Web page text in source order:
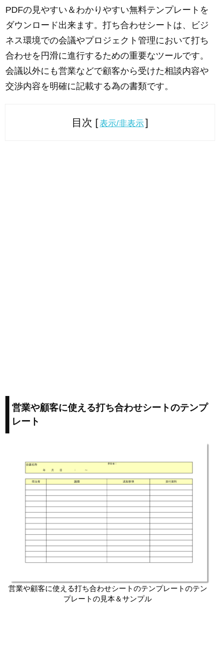
PDFの見やすい＆わかりやすい無料テンプレートを
ダウンロード出来ます。打ち合わせシートは、ビジ
ネス環境での会議やプロジェクト管理において打ち
合わせを円滑に進行するための重要なツールです。
会議以外にも営業などで顧客から受けた相談内容や
交渉内容を明確に記載する為の書類です。
目次 [表示/非表示]
営業や顧客に使える打ち合わせシートのテンプ
レート
営業や顧客に使える打ち合わせシートのテンプレートのテン
プレートの見本＆サンプル